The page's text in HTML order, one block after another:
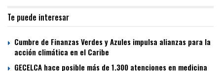
Te puede interesar
Cumbre de Finanzas Verdes y Azules impulsa alianzas para la
acción climática en el Caribe
GECELCA hace posible más de 1.300 atenciones en medicina